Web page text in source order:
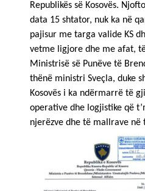
Republikës së Kosovës.
data 15 shtator, nuk ka në
pajisur me targa valide KS
vetme ligjore dhe me afat,
Ministrisë së Punëve të
thënë ministri Sveçla, duke
Kosovës i ka ndërmarrë të
operative dhe logjistike që
njerëzve dhe të mallrave